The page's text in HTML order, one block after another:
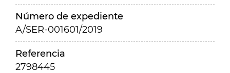
Número de expediente
A/SER-001601/2019
Referencia
2798445